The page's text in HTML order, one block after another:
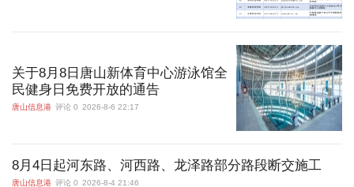
关于8月8日唐山新体育中心游泳馆全
民健身日免费开放的通告
唐山信息港 评论 0 2026-8-6 22:17
8月4日起河东路、河西路、龙泽路部分路段断交施工
唐山信息港 评论 0 2026-8-4 21:46